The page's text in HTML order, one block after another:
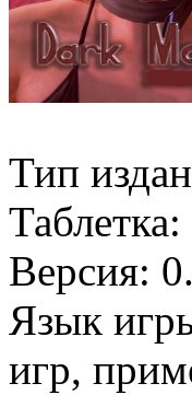
Тип
Версия:
Язык
игр,